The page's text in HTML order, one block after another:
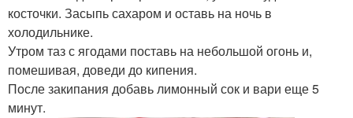
косточки. Засыпь сахаром и оставь на ночь в
холодильнике.
Утром таз с ягодами поставь на небольшой огонь и,
помешивая, доведи до кипения.
После закипания добавь лимонный сок и вари еще 5
минут.